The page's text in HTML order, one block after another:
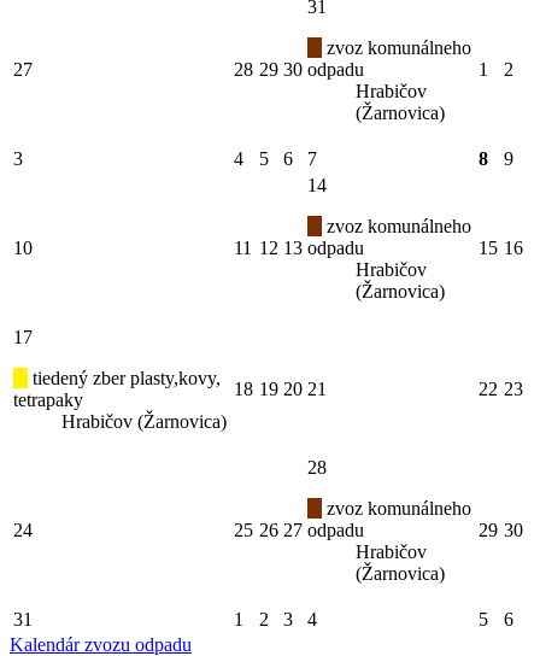
27 28 29 30
31
zvoz komunálneho
odpadu
Hrabičov
(Žarnovica)
1 2
3 4 5 6 7 8 9
10 11 12 13
14
zvoz komunálneho
odpadu
Hrabičov
(Žarnovica)
15 16
17
tiedený zber plasty,kovy,
tetrapaky
Hrabičov (Žarnovica)
18 19 20 21 22 23
24 25 26 27
28
zvoz komunálneho
odpadu
Hrabičov
(Žarnovica)
29 30
31 1 2 3 4 5
6
Kalendár zvozu odpadu